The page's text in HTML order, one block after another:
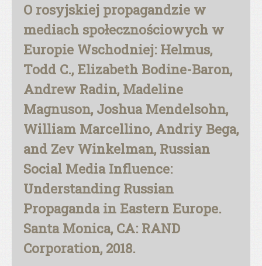
O rosyjskiej propagandzie w
mediach społecznościowych w
Europie Wschodniej: Helmus,
Todd C., Elizabeth Bodine-Baron,
Andrew Radin, Madeline
Magnuson, Joshua Mendelsohn,
William Marcellino, Andriy Bega,
and Zev Winkelman, Russian
Social Media Influence:
Understanding Russian
Propaganda in Eastern Europe.
Santa Monica, CA: RAND
Corporation, 2018.